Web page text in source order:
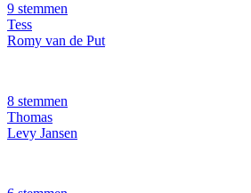
9 stemmen
Tess
Romy van de Put
8 stemmen
Thomas
Levy Jansen